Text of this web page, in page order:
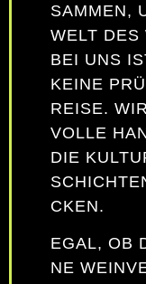
SAM­MEN,
WELT DES
BEI UNS
KEI­NE
REI­SE.
VOL­LE
DIE
CKEN.
EGAL, OB
NE